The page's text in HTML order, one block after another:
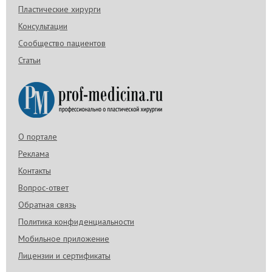
Не закрывается глаз после
Если глаза полностью не закрываются, то речь
Пластические хирурги
Консультации
Сообщество пациентов
Статьи
О портале
Реклама
Контакты
Вопрос-ответ
Обратная связь
Политика конфиденциальности
Мобильное приложение
Лицензии и сертификаты